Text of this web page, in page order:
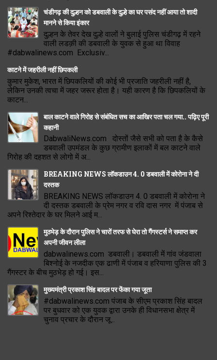
चंडीगढ़ की दुल्हन को डबवाली के दुल्हे का घर पसंद नहीं आया तो शादी
मानने से किया इंकार
दुल्हन के तेवर देख दुल्हे वालों ने बुलाई पुलिस चंडीगढ़ में रहने
वाली लडक़ी की डबवाली के युवक से हुआ था विवाह
#dabwalinews.com Exclusiv...
काटने में जहरीली नहीं छिपकली
कुमार मुकेश, भारत में छिपकलियों की कोई भी प्रजाति जहरीली नहीं है,
लेकिन उनकी त्वचा में जहर जरूर होता है। यही कारण है कि छिपकलियों के
काटन...
बाल काटने वाले गिरोह से संबंधित सच का आखिर पता चल गया.. पढ़िए पूरी
कहानी
DabwaliNews.com दोस्तों जैसे सभी को पता है के कैसे
डबवाली उपमंडल के कुछ ग्रामीण इलाकों में बल काटने वाले
गिरोह की दहशत से लोगो में अ...
BREAKING NEWS लॉकडाउन 4. 0 डबवाली में कोरोना ने दी
दस्तक
BREAKING NEWS लॉकडाउन 4. 0 डबवाली में कोरोना ने
दी दस्तक डबवाली के प्रेम नगर व रवि दास नगर में पंजाब से
अपने रिश्तेदार के घर मिलने आई म...
मुठभेड़ के दौरान पुलिस ने चारों तरफ से घेरा तो गैंगस्टर्स ने समाप्त कर
अपनी जीवन लीला
dabwalinews.com डबवाली। डबवाली में गांव जंडवाला
बिश्नोई के नजदीक एक ढाणी में पंजाब व हरियाणा पुलिस की 3
गैंगस्टर के बीच मुठभेड़ हो गई। इस...
मुख्यमंत्री प्रकाश सिंह बादल पर फेंका गया जूता
#dabwalinews.com पंजाब के सीएम प्रकाश सिंह बादल
पर बुधवार को एक युवक द्वारा उनके ही विधानसभा क्षेत्र में
चुनाव प्रचार के दौरान जू...